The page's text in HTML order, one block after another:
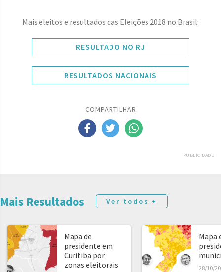
Mais eleitos e resultados das Eleições 2018 no Brasil:
RESULTADO NO RJ
RESULTADOS NACIONAIS
COMPARTILHAR
PUBLICIDADE
Mais Resultados Ver todos +
Mapa de
presidente em
Curitiba por
zonas eleitorais
Mapa
28/10/